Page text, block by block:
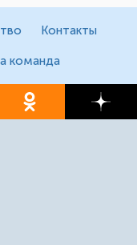
Контакты
команда